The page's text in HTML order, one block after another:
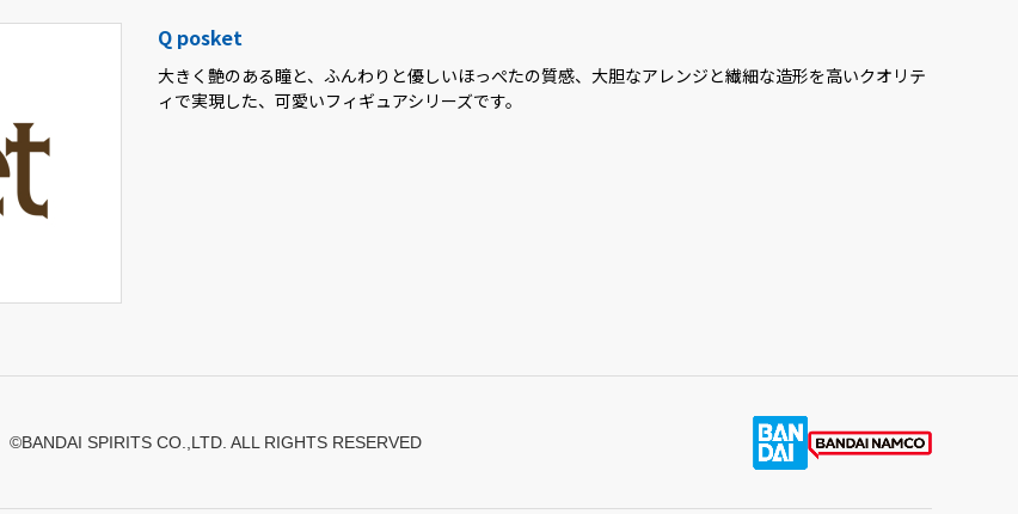
Q posket
大きく艶のある瞳と、ふんわりと優しいほっぺたの質感、大胆なアレンジと繊細な造形を高いクオリテ
ィで実現した、可愛いフィギュアシリーズです。
©BANDAI SPIRITS CO.,LTD. ALL RIGHTS RESERVED